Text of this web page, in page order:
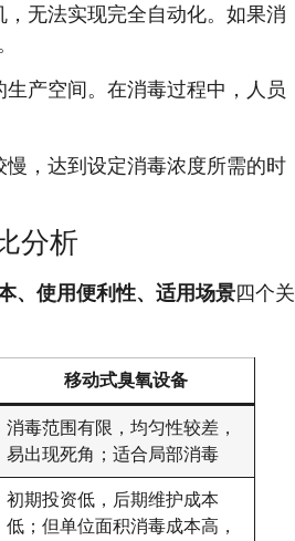
无法实现完全自动化。如果消
产空间。在消毒过程中，人员
慢，达到设定消毒浓度所需的时
分析
、使用便利性、适用场景四个关
移动式臭氧设备
消毒范围有限，均匀性较差，
易出现死角；适合局部消毒
初期投资低，后期维护成本
低；但单位面积消毒成本高，